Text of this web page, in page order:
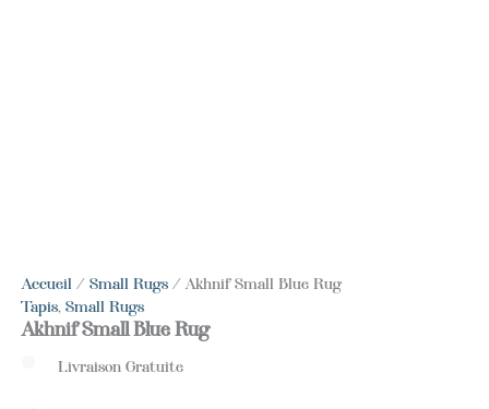
Accueil / Small Rugs / Akhnif Small Blue Rug
Tapis, Small Rugs
Akhnif Small Blue Rug
Livraison Gratuite